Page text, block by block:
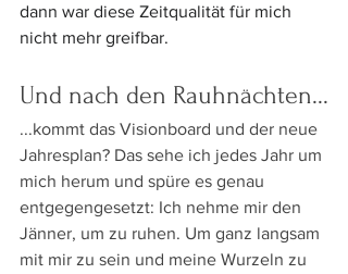
dann war diese Zeitqualität für mich
nicht mehr greifbar.
Und nach den Rauhnächten...
...kommt das Visionboard und der neue
Jahresplan? Das sehe ich jedes Jahr um
mich herum und spüre es genau
entgegengesetzt: Ich nehme mir den
Jänner, um zu ruhen. Um ganz langsam
mit mir zu sein und meine Wurzeln zu